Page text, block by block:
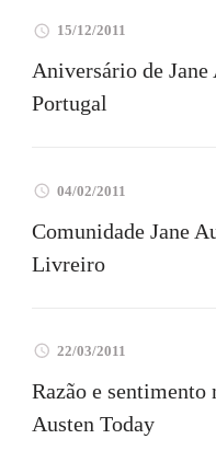
15/12/2011
Aniversário de Jane
Portugal
04/02/2011
Comunidade Jane
Livreiro
22/03/2011
Razão e sentimento
Austen Today